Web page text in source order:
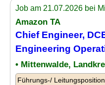
Job am 21.07.2026 bei
Amazon TA
ChiefEngineer,
Engineering
• Mittenwalde,
Führungs-/